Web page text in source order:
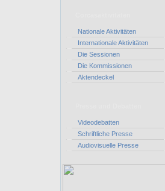
Nationale Aktivitäten
Internationale Aktivitäten
Die Sessionen
Die Kommissionen
Aktendeckel
Videodebatten
Schriftliche Presse
Audiovisuelle Presse